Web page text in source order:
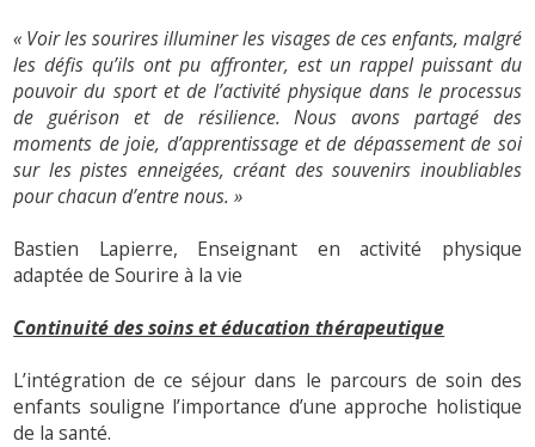
« Voir les sourires illuminer les visages de ces enfants, malgré
les défis qu’ils ont pu affronter, est un rappel puissant du
pouvoir du sport et de l’activité physique dans le processus
de guérison et de résilience. Nous avons partagé des
moments de joie, d’apprentissage et de dépassement de soi
sur les pistes enneigées, créant des souvenirs inoubliables
pour chacun d’entre nous. »
Bastien Lapierre, Enseignant en activité physique
adaptée de Sourire à la vie
Continuité des soins et éducation thérapeutique
L’intégration de ce séjour dans le parcours de soin des
enfants souligne l’importance d’une approche holistique
de la santé.